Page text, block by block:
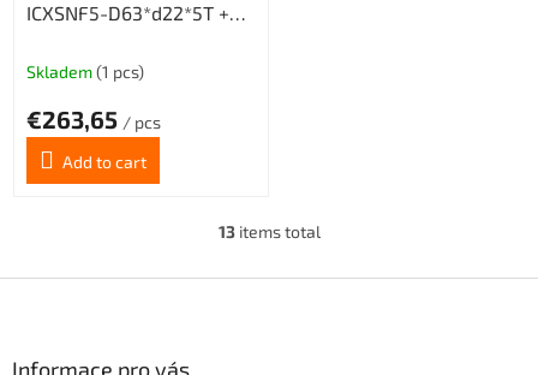
ICXSNF5-D63*d22*5T +
Skladem(1 pcs)
€263,65 / pcs
Add to cart
L
s
13items total
Informace pro vás